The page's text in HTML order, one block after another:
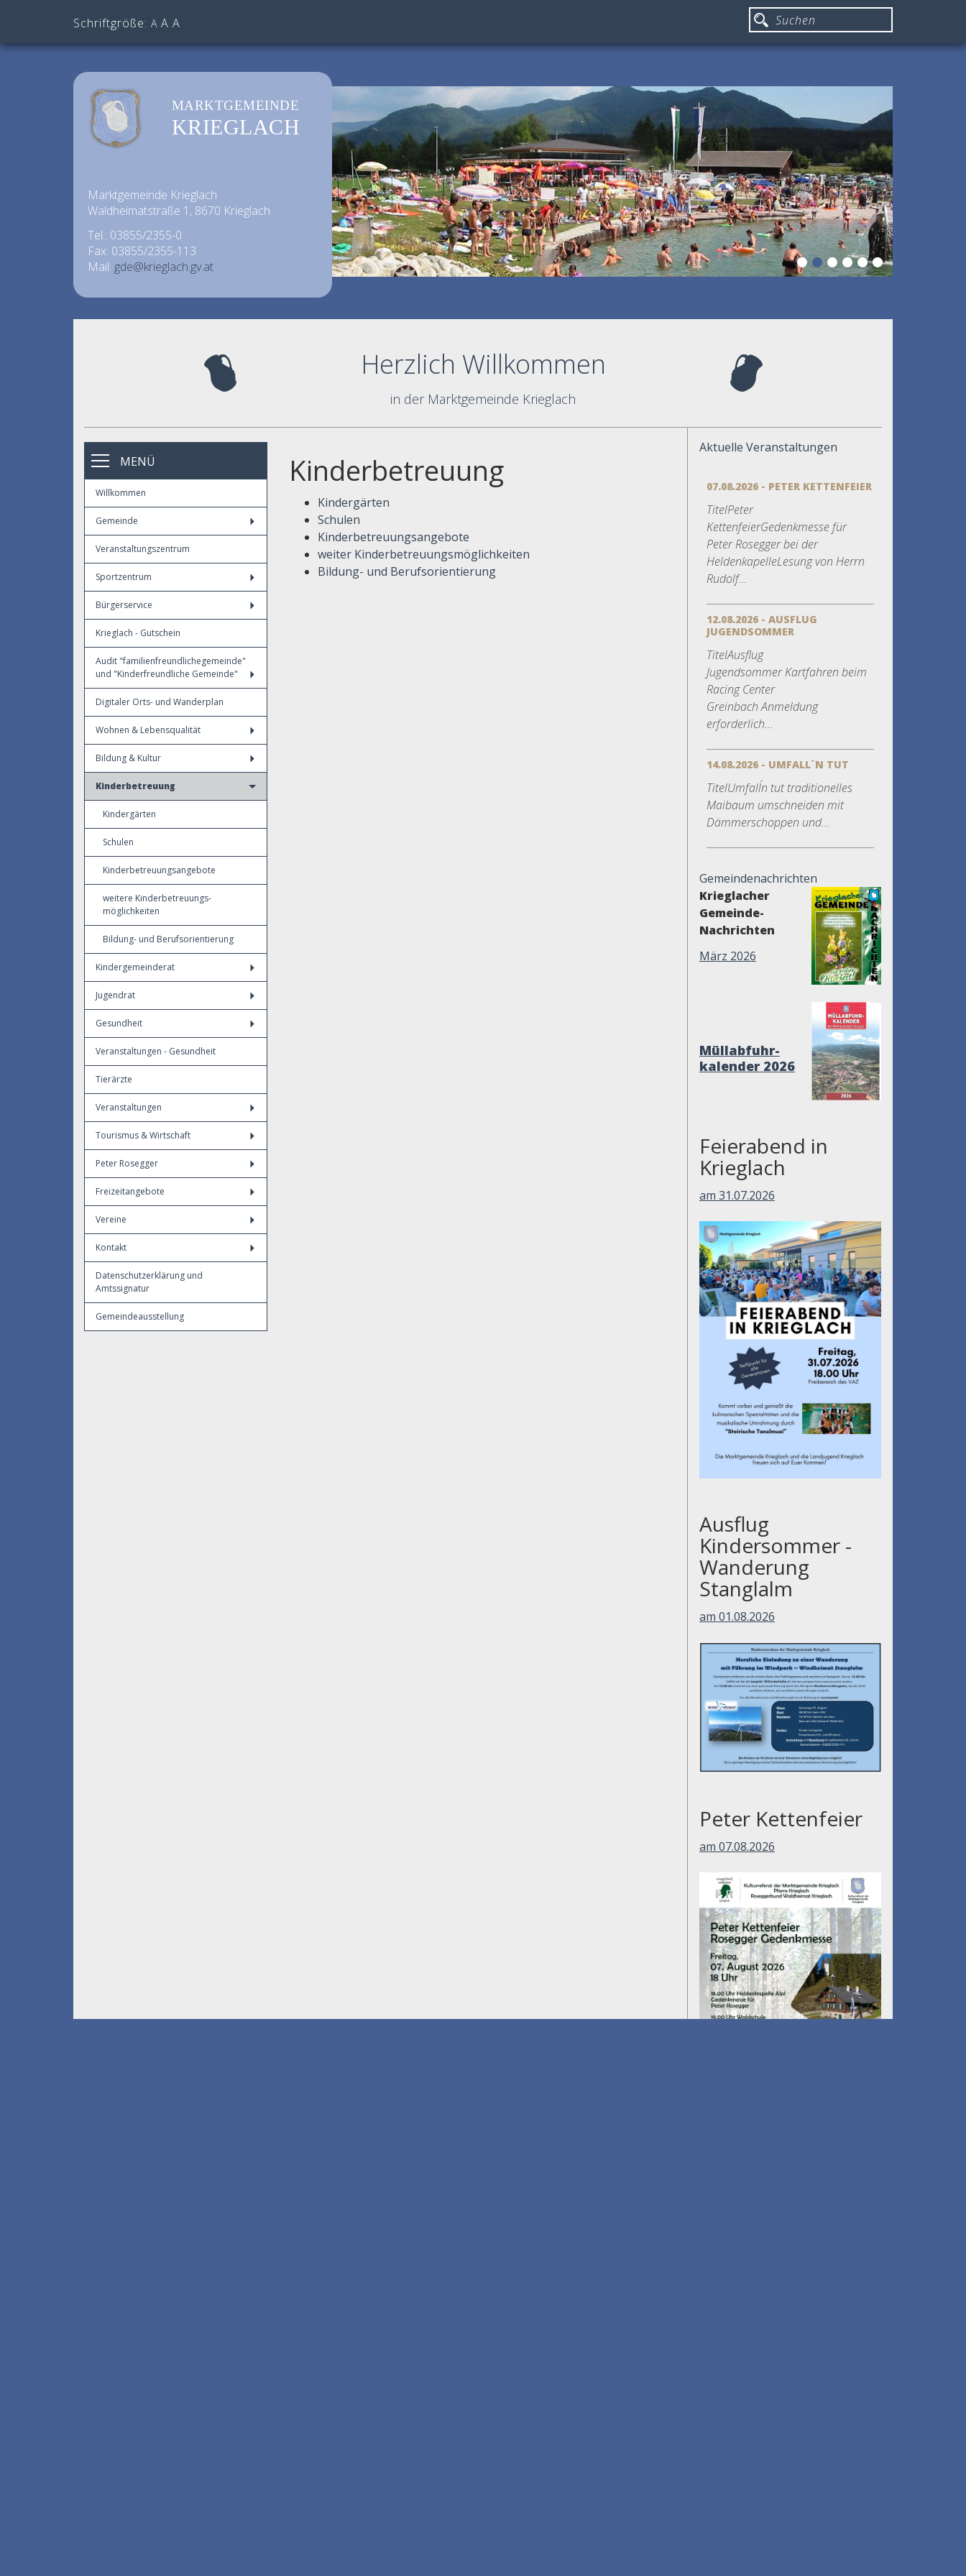
Schriftgröße: A A A
MARKTGEMEINDE
KRIEGLACH
Marktgemeinde Krieglach
Waldheimatstraße 1, 8670 Krieglach
Tel.: 03855/2355-0
Fax: 03855/2355-113
Mail: gde@krieglach.gv.at
Herzlich Willkommen
in der Marktgemeinde Krieglach
MENÜ
Willkommen
Gemeinde
Veranstaltungszentrum
Sportzentrum
Bürgerservice
Krieglach - Gutschein
Audit "familienfreundlichegemeinde"
und "Kinderfreundliche Gemeinde"
Digitaler Orts- und Wanderplan
Wohnen & Lebensqualität
Bildung & Kultur
Kinderbetreuung
Kindergärten
Schulen
Kinderbetreuungsangebote
weitere Kinderbetreuungs-
möglichkeiten
Bildung- und Berufsorientierung
Kindergemeinderat
Jugendrat
Gesundheit
Veranstaltungen - Gesundheit
Tierärzte
Veranstaltungen
Tourismus & Wirtschaft
Peter Rosegger
Freizeitangebote
Vereine
Kontakt
Datenschutzerklärung und
Amtssignatur
Gemeindeausstellung
Kinderbetreuung
Kindergärten
Schulen
Kinderbetreuungsangebote
weiter Kinderbetreuungsmöglichkeiten
Bildung- und Berufsorientierung
Aktuelle Veranstaltungen
07.08.2026 - PETER KETTENFEIER
TitelPeter
KettenfeierGedenkmesse für
Peter Rosegger bei der
HeldenkapelleLesung von Herrn
Rudolf...
12.08.2026 - AUSFLUG
JUGENDSOMMER
TitelAusflug
Jugendsommer Kartfahren beim
Racing Center
Greinbach Anmeldung
erforderlich...
14.08.2026 - UMFALL´N TUT
TitelUmfall´n tut traditionelles
Maibaum umschneiden mit
Dämmerschoppen und...
Gemeindenachrichten
Krieglacher
Gemeinde-
Nachrichten
März 2026
Müllabfuhr-
kalender 2026
Feierabend in
Krieglach
am 31.07.2026
Ausflug
Kindersommer -
Wanderung
Stanglalm
am 01.08.2026
Peter Kettenfeier
am 07.08.2026